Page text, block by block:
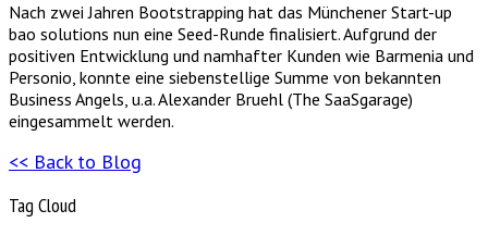
Nach zwei Jahren Bootstrapping hat das Münchener Start-up
bao solutions nun eine Seed-Runde finalisiert. Aufgrund der
positiven Entwicklung und namhafter Kunden wie Barmenia und
Personio, konnte eine siebenstellige Summe von bekannten
Business Angels, u.a. Alexander Bruehl (The SaaSgarage)
eingesammelt werden.
<< Back to Blog
Tag Cloud